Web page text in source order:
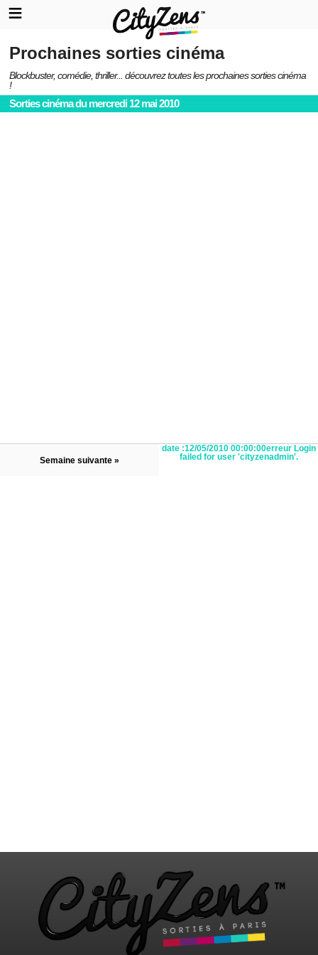
Prochaines sorties cinéma
Blockbuster, comédie, thriller... découvrez toutes les prochaines sorties cinéma
!
Sorties cinéma du mercredi 12 mai 2010
Semaine suivante
date :12/05/2010 00:00:00erreur Login
failed for user 'cityzenadmin'.